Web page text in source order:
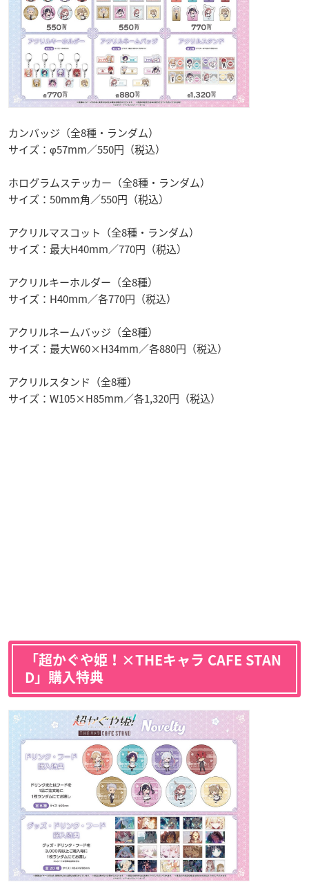
カンバッジ（全8種・ランダム）
サイズ：φ57mm／550円（税込）
ホログラムステッカー（全8種・ランダム）
サイズ：50mm角／550円（税込）
アクリルマスコット（全8種・ランダム）
サイズ：最大H40mm／770円（税込）
アクリルキーホルダー（全8種）
サイズ：H40mm／各770円（税込）
アクリルネームバッジ（全8種）
サイズ：最大W60×H34mm／各880円（税込）
アクリルスタンド（全8種）
サイズ：W105×H85mm／各1,320円（税込）
「超かぐや姫！×THEキャラ CAFE STAN
D」購入特典